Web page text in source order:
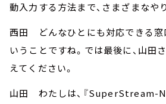
動入力する方法まで、さまざまなや
西田 どんなひとにも対応できる窓
いうことですね。では最後に、山田
えてください。
山田 わたしは、『SuperStream-